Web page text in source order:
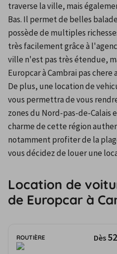
traverse la ville, mais
Bas. Il permet de belles
possède de multiples
très facilement grâce à
ville n'est pas très étendue,
Europcar à Cambrai pas chere
De plus, une location de
vous permettra de vous
zones du Nord-pas-de-Calais
charme de cette région
notamment profiter de la
vous décidez de louer une
Location de
de Europcar à
ROUTIÈRE Dès